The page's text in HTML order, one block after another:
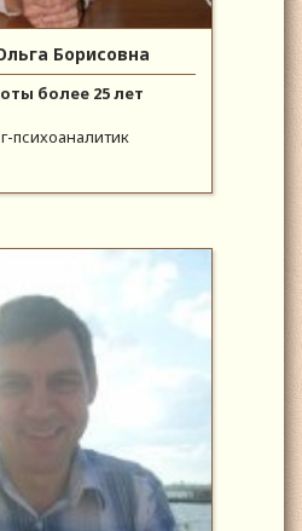
Борисовна
более 25 лет
психоаналитик